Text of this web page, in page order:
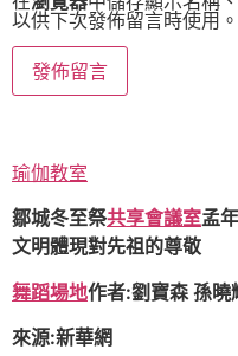
以供下次發佈留言時使用。
瑜伽教室
鄒城冬至祭共享會議室孟
文明體現對先祖的尊敬
舞蹈場地作者:劉寶森 孫曉
來源:新華網